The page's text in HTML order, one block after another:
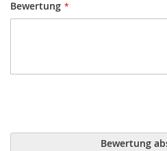
Bewertung
Bewertung